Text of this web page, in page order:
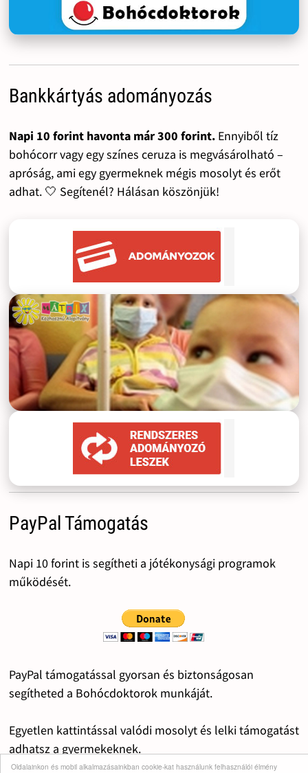
Oldalainkon és mobil alkalmazásainkban cookie-kat használunk felhasználói élmény
Bankkártyás adományozás
Napi 10 forint havonta már 300 forint.Ennyiből tíz
bohócorr vagy egy színes ceruza is megvásárolható –
apróság, ami egy gyermeknek mégis mosolyt és erőt
adhat. 🤍 Segítenél? Hálásan köszönjük!
PayPal Támogatás
Napi 10 forint is segítheti a jótékonysági programok
működését.
PayPal támogatással gyorsan és biztonságosan
segítheted a Bohócdoktorok munkáját.
Egyetlen kattintással valódi mosolyt és lelki támogatást
adhatsz a gyermekeknek.